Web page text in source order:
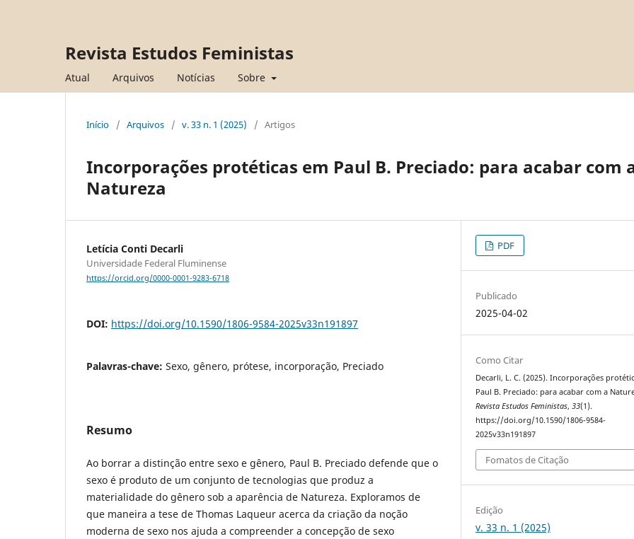
Revista Estudos Feministas
Atual Arquivos Notícias Sobre
Início / Arquivos / v. 33 n. 1 (2025) / Artigos
Incorporações protéticas em Paul B. Preciado: para acabar com
Natureza
Letícia Conti Decarli
Universidade Federal Fluminense
https://orcid.org/0000-0001-9283-6718
DOI: https://doi.org/10.1590/1806-9584-2025v33n191897
Palavras-chave: Sexo, gênero, prótese, incorporação, Preciado
Resumo
Ao borrar a distinção entre sexo e gênero, Paul B. Preciado defende que o
sexo é produto de um conjunto de tecnologias que produz a
materialidade do gênero sob a aparência de Natureza. Exploramos de
que maneira a tese de Thomas Laqueur acerca da criação da noção
moderna de sexo nos ajuda a compreender a concepção de sexo
PDF
Publicado
2025-04-02
Como Citar
Decarli, L. C. (2025). Incorporações
Paul B. Preciado: para acabar com a
Revista Estudos Feministas,33(1).
https://doi.org/10.1590/1806-9584-
2025v33n191897
Fomatos de Citação
Edição
v. 33 n. 1 (2025)